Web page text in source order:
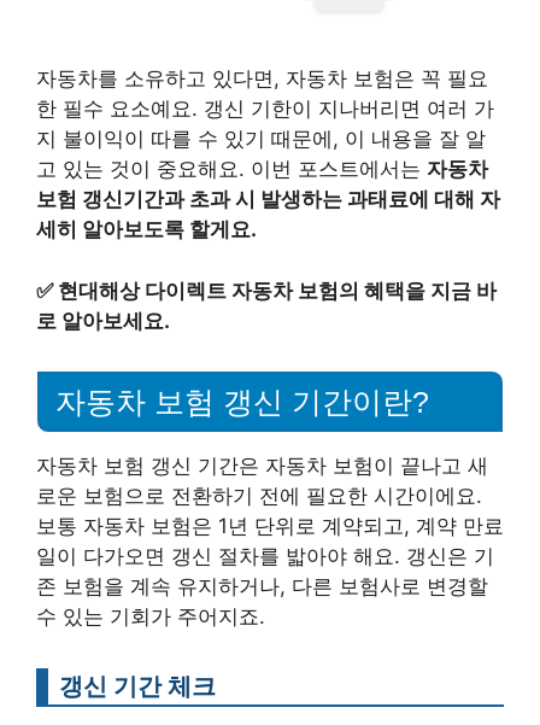
자동차를 소유하고 있다면, 자동차 보험은 꼭 필요
한 필수 요소예요. 갱신 기한이 지나버리면 여러 가
지 불이익이 따를 수 있기 때문에, 이 내용을 잘 알
고 있는 것이 중요해요. 이번 포스트에서는 자동차
보험 갱신기간과 초과 시 발생하는 과태료에 대해 자
세히 알아보도록 할게요.
✅ 현대해상 다이렉트 자동차 보험의 혜택을 지금 바
로 알아보세요.
자동차 보험 갱신 기간이란?
자동차 보험 갱신 기간은 자동차 보험이 끝나고 새
로운 보험으로 전환하기 전에 필요한 시간이에요.
보통 자동차 보험은 1년 단위로 계약되고, 계약 만료
일이 다가오면 갱신 절차를 밟아야 해요. 갱신은 기
존 보험을 계속 유지하거나, 다른 보험사로 변경할
수 있는 기회가 주어지죠.
갱신 기간 체크